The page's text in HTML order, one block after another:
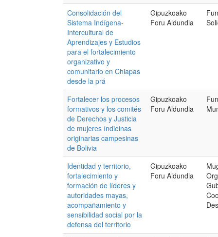
Consolidación del
Sistema Indígena-
Intercultural de
Aprendizajes y Estudios
para el fortalecimiento
organizativo y
comunitario en Chiapas
desde la prá
Gipuzkoako
Foru Aldundia
Fortalecer los procesos
formativos y los comités
de Derechos y Justicia
de mujeres índieinas
originarias campesinas
de Bolivia
Gipuzkoako
Foru Aldundia
Identidad y territorio,
fortalecimiento y
formación de líderes y
autoridades mayas,
acompañamiento y
sensibilidad social por la
defensa del territorio
Gipuzkoako
Foru Aldundia